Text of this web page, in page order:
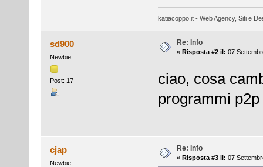
katiacoppo.it - Web Agency, Siti e
sd900
Newbie
Post: 17
Re: Info
« Risposta #2 il: 07
ciao, cosa
programmi
cjap
Newbie
Re: Info
« Risposta #3 il: 07